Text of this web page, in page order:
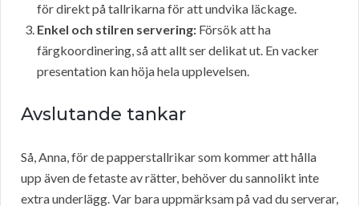
för direkt på tallrikarna för att undvika läckage.
Enkel och stilren servering: Försök att ha
färgkoordinering, så att allt ser delikat ut. En vacker
presentation kan höja hela upplevelsen.
Avslutande tankar
Så, Anna, för de papperstallrikar som kommer att hålla
upp även de fetaste av rätter, behöver du sannolikt inte
extra underlägg. Var bara uppmärksam på vad du serverar,